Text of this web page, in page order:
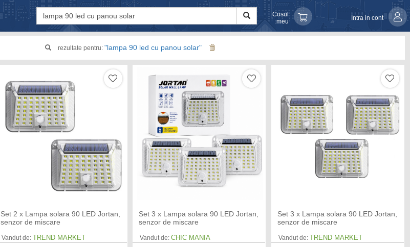
Cosul
meu
Intra in cont
rezultate pentru: "lampa 90 led cu panou solar"
Set 2 x Lampa solara 90 LED Jortan,
senzor de miscare
Vandut de: TREND MARKET
Set 3 x Lampa solara 90 LED Jortan,
senzor de miscare
Vandut de: CHIC MANIA
Set 3 x Lampa solara 90 LED Jortan,
senzor de miscare
Vandut de: TREND MARKET